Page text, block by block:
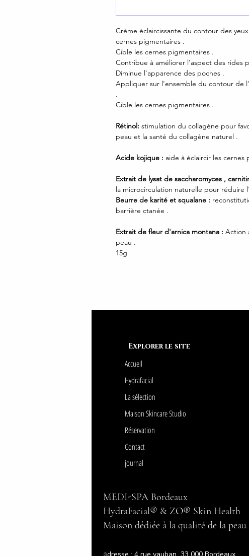
Crème éclaircissante du contour des
cernes pigmentaires .
Cible les cernes pigmentaires .
Contribue à améliorer l'aspect des rides
Diminue l'apparence des poches .
Appliquer sur l'ensemble du contour de
.
Cible les cernes pigmentaires .
Rétinol: stimulation du collagène pour
peau et la santé du collagène naturel .
Acide kojique : aide à éclaircir les cernes
Extrait de lysat de saccharomyces ,
la microcirculation naturelle pour réduire
Beurre de karité et squalane :
barrière ctanée .
Extrait de fleur d'arnica montana : Action
peau .
15g
Explorer le site
Accueil
Hydrafacial
La sélection
Maison Skincare Studio
Réservation
Contact
journal
MEDI-SPA Bordeaux
HydraFacial® & ZO® Skin Health
Maison dédiée à la qualité de la peau
a